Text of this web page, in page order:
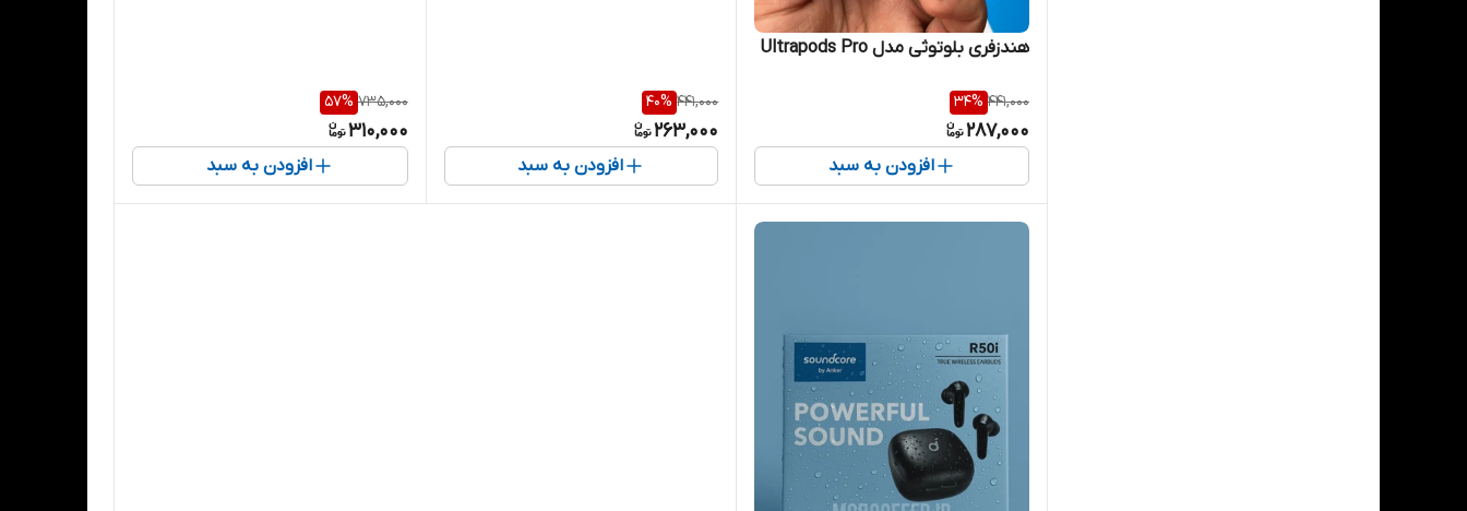
هندزفری بلوتوثی مدل Ultrapods Pro
441,000
34%
287,000
افزودن به سبد
441,000
40%
263,000
افزودن به سبد
735,000
57%
310,000
افزودن به سبد